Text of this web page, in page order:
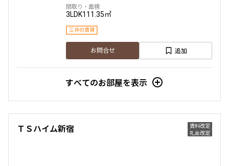
申込無し物件のみ表示
3LDK111.35㎡
三井の賃貸
お問合せ 追加
すべてのお部屋を表示
賃料改定
礼金改定
ＴＳハイム新宿